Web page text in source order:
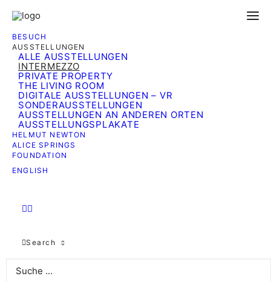
BESUCH
AUSSTELLUNGEN
ALLE AUSSTELLUNGEN
INTERMEZZO
PRIVATE PROPERTY
THE LIVING ROOM
DIGITALE AUSSTELLUNGEN – VR
SONDERAUSSTELLUNGEN
AUSSTELLUNGEN AN ANDEREN ORTEN
AUSSTELLUNGSPLAKATE
HELMUT NEWTON
ALICE SPRINGS
FOUNDATION
ENGLISH
Search